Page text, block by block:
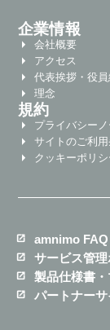
企業情報
会社概要
アクセス
代表挨拶・役員
理念
規約
プライバシー
サイトのご利
クッキーポリシ
amnimo FAQ
サービス管
製品仕様書
パートナーサ